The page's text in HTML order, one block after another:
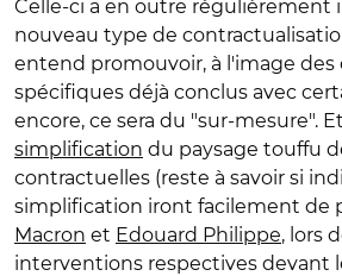
Celle-ci a en outre régulièrement
nouveau type de
entend promouvoir, à l'image des
spécifiques déjà conclus avec
encore, ce sera du "sur-mesure".
simplification du paysage touffu
contractuelles (reste à savoir si
simplification iront facilement de
Macron et Edouard Philippe, lors
interventions respectives devant